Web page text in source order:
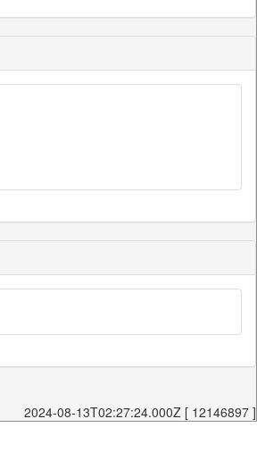
2024-08-13T02:27:24.000Z [ 12146897 ]